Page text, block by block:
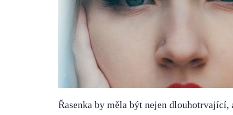
Řasenka by měla být nejen